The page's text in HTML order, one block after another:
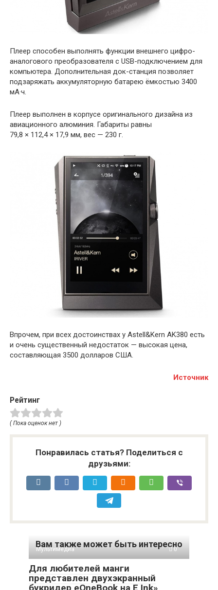
Плеер способен выполнять функции внешнего цифро-
аналогового преобразователя с USB-подключением для
компьютера. Дополнительная док-станция позволяет
подзаряжать аккумуляторную батарею ёмкостью 3400
мА·ч.
Плеер выполнен в корпусе оригинального дизайна из
авиационного алюминия. Габариты равны
79,8 × 112,4 × 17,9 мм, вес — 230 г.
Впрочем, при всех достоинствах у Astell&Kern AK380 есть
и очень существенный недостаток — высокая цена,
составляющая 3500 долларов США.
Источник
Рейтинг
( Пока оценок нет )
Понравилась статья? Поделиться с
друзьями:
Вам также может быть интересно
Мультимедиа 0
Для любителей манги
представлен двухэкранный
букридер eOneBook на E Ink»